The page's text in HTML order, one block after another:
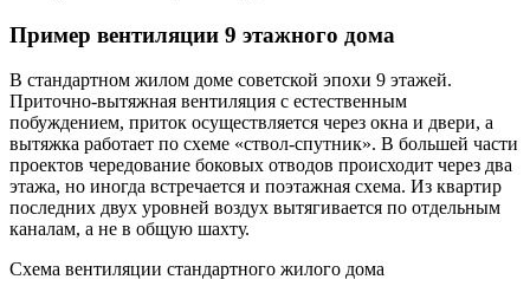
Пример вентиляции 9 этажного дома
В стандартном жилом доме советской эпохи 9 этажей.
Приточно-вытяжная вентиляция с естественным
побуждением, приток осуществляется через окна и двери, а
вытяжка работает по схеме «ствол-спутник». В большей части
проектов чередование боковых отводов происходит через два
этажа, но иногда встречается и поэтажная схема. Из квартир
последних двух уровней воздух вытягивается по отдельным
каналам, а не в общую шахту.
Схема вентиляции стандартного жилого дома